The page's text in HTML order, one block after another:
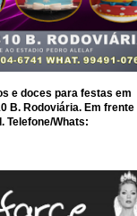
e doces para festas em
B. Rodoviária. Em frente
Telefone/Whats: